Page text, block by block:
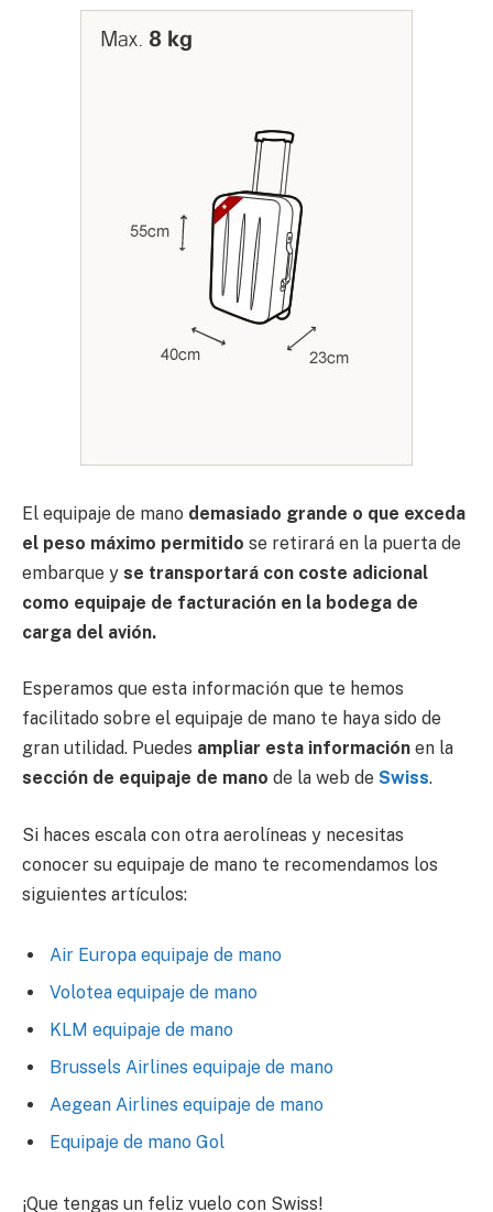
El equipaje de mano demasiado grande o que exceda
el peso máximo permitido se retirará en la puerta de
embarque y se transportará con coste adicional
como equipaje de facturación en la bodega de
carga del avión.
Esperamos que esta información que te hemos
facilitado sobre el equipaje de mano te haya sido de
gran utilidad. Puedes ampliar esta información en la
sección de equipaje de mano de la web de Swiss.
Si haces escala con otra aerolíneas y necesitas
conocer su equipaje de mano te recomendamos los
siguientes artículos:
Air Europa equipaje de mano
Volotea equipaje de mano
KLM equipaje de mano
Brussels Airlines equipaje de mano
Aegean Airlines equipaje de mano
Equipaje de mano Gol
¡Que tengas un feliz vuelo con Swiss!